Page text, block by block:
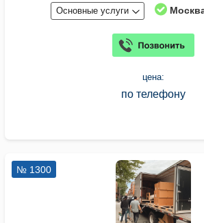
Основные услуги
цена:
по телефону
№ 1300